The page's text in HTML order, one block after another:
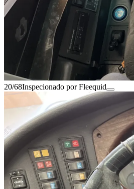
20/68Inspecionado por Fleequid